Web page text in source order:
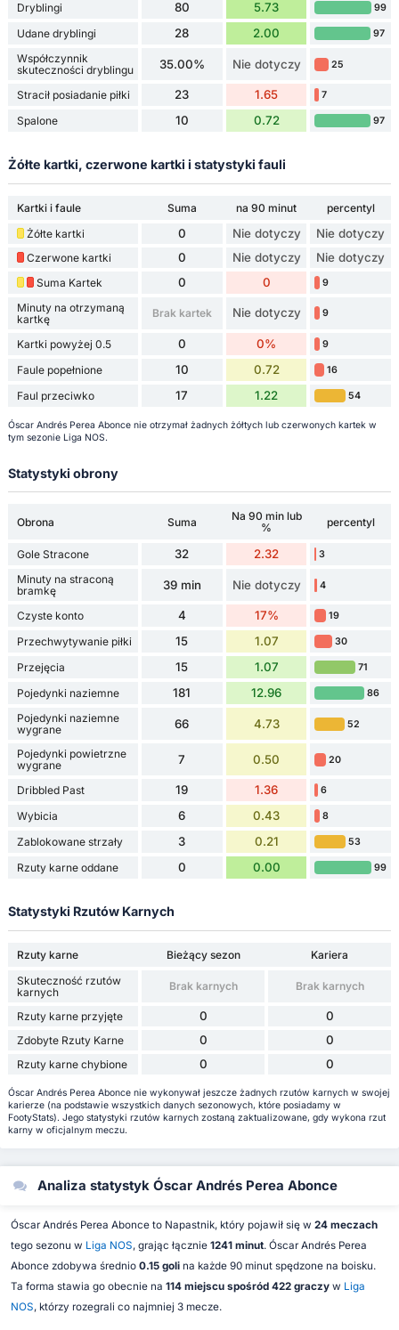
Dryblingi 80 5.73 99
Udane dryblingi 28 2.00 97
Współczynnik
skuteczności dryblingu
35.00% Nie dotyczy 25
Stracił posiadanie piłki 23 1.65 7
Spalone 10 0.72 97
Żółte kartki, czerwone kartki i statystyki fauli
Kartki i faule Suma na 90 minut
percentyl
Żółte kartki
0 Nie dotyczy Nie dotyczy
Czerwone kartki 0 Nie dotyczy Nie dotyczy
Suma Kartek 0 0 9
Minuty na otrzymaną
kartkę
Brak kartek Nie dotyczy 9
Kartki powyżej 0.5 0 0% 9
Faule popełnione 10 0.72 16
Faul przeciwko 17 1.22 54
Óscar Andrés Perea Abonce nie otrzymał żadnych żółtych lub czerwonych kartek w
tym sezonie Liga NOS.
Statystyki obrony
Obrona Suma
Na 90 min lub
%
percentyl
Gole Stracone 32 2.32 3
Minuty na straconą
bramkę
39 min Nie dotyczy 4
Czyste konto 4 17% 19
Przechwytywanie piłki 15 1.07 30
Przejęcia 15 1.07 71
Pojedynki naziemne 181 12.96 86
Pojedynki naziemne
wygrane
66 4.73 52
Pojedynki powietrzne
wygrane
7 0.50 20
Dribbled Past 19 1.36 6
Wybicia 6 0.43 8
Zablokowane strzały 3 0.21 53
Rzuty karne oddane 0 0.00 99
Statystyki Rzutów Karnych
Rzuty karne Bieżący sezon
Kariera
Skuteczność rzutów
karnych
Brak karnych Brak karnych
Rzuty karne przyjęte 0 0
Zdobyte Rzuty Karne 0 0
Rzuty karne chybione 0 0
Óscar Andrés Perea Abonce nie wykonywał jeszcze żadnych rzutów karnych w swojej
karierze (na podstawie wszystkich danych sezonowych, które posiadamy w
FootyStats). Jego statystyki rzutów karnych zostaną zaktualizowane, gdy wykona rzut
karny w oficjalnym meczu.
Analiza statystyk Óscar Andrés Perea Abonce
Óscar Andrés Perea Abonce to Napastnik, który pojawił się w 24 meczach
tego sezonu w Liga NOS, grając łącznie 1241 minut. Óscar Andrés Perea
Abonce zdobywa średnio 0.15 golina każde 90 minut spędzone na boisku.
Ta forma stawia go obecnie na 114 miejscu spośród 422 graczyw Liga
NOS, którzy rozegrali co najmniej 3 mecze.